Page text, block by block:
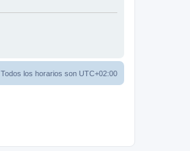
Todos los horarios son UTC+02:00